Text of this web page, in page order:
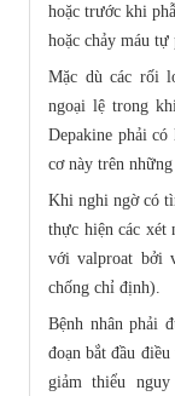
hoặc trước khi
hoặc chảy máu tự
Mặc dù các rối
ngoại lệ trong
Depakine phải
cơ này trên những
Khi nghi ngờ có
thực hiện các xét
với valproat bởi
chống chỉ định).
Bệnh nhân phải
đoạn bắt đầu
giảm thiểu